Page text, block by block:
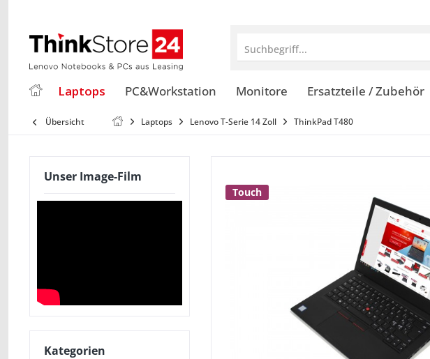
Suchbegriff...
Laptops PC&Workstation Monitore Ersatzteile / Zubehör
Übersicht Laptops Lenovo T-Serie 14 Zoll ThinkPad T480
Unser Image-Film
Kategorien
Touch